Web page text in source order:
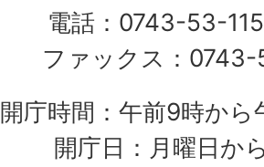
電話：0743-53-
ファックス：
開庁時間：午前9時か
開庁日：月曜日か